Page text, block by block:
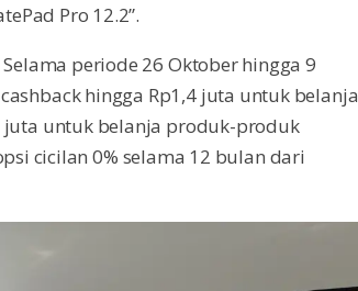
Pro 12.2”.
periode 26 Oktober hingga 9
hingga Rp1,4 juta untuk belanja
juta untuk belanja produk-produk
cicilan 0% selama 12 bulan dari